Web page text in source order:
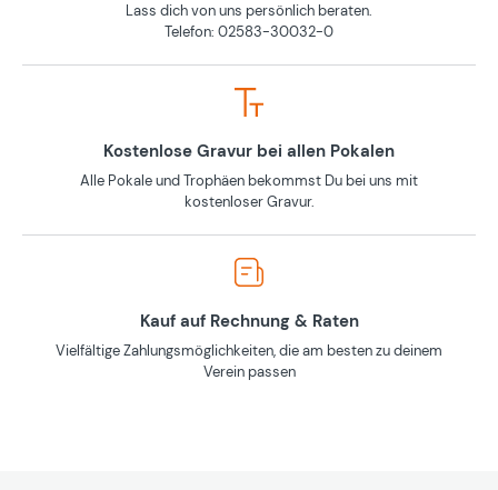
Lass dich von uns persönlich beraten.
Telefon: 02583-30032-0
Kostenlose Gravur bei allen Pokalen
Alle Pokale und Trophäen bekommst Du bei uns mit
kostenloser Gravur.
Kauf auf Rechnung & Raten
Vielfältige Zahlungsmöglichkeiten, die am besten zu deinem
Verein passen